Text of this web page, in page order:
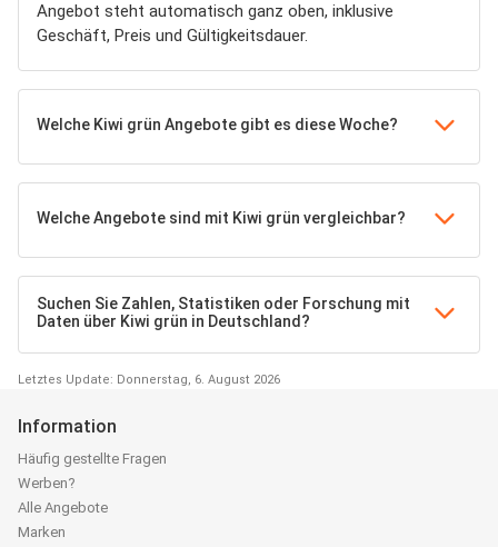
Angebot steht automatisch ganz oben, inklusive
Geschäft, Preis und Gültigkeitsdauer.
Welche Kiwi grün Angebote gibt es diese Woche?
Welche Angebote sind mit Kiwi grün vergleichbar?
Suchen Sie Zahlen, Statistiken oder Forschung mit
Daten über Kiwi grün in Deutschland?
Letztes Update: Donnerstag, 6. August 2026
Information
Häufig gestellte Fragen
Werben?
Alle Angebote
Marken